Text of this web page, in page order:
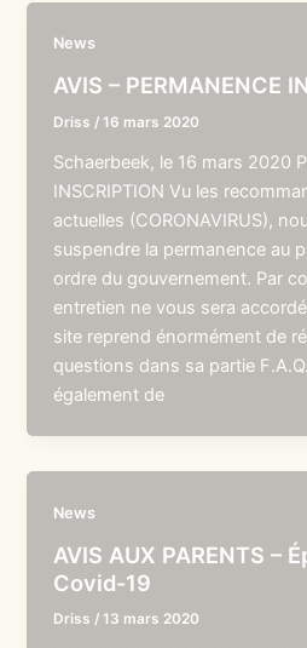
News
AVIS – PERMANENCE
Driss /16 mars 2020
Schaerbeek, le 16 mars 2020
INSCRIPTION Vu les
actuelles (CORONAVIRUS),
suspendre la permanence au
ordre du gouvernement. Par
entretien ne vous sera
site reprend énormément de
questions dans sa partie
également de
News
AVIS AUX PARENTS –
Covid-19
Driss /13 mars 2020